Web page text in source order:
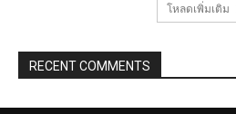
โหลดเพิ่มเติม
RECENT COMMENTS